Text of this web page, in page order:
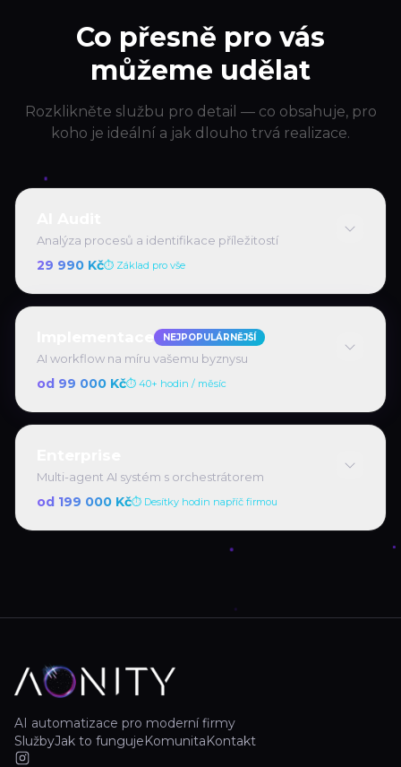
Co přesně pro vás
můžeme udělat
Rozklikněte službu pro detail — co obsahuje, pro
koho je ideální a jak dlouho trvá realizace.
Analýza procesů a identifikace příležitostí
29 990 Kč⏱ Základ pro vše
NEJPOPULÁRNĚJŠÍ
AI workflow na míru vašemu byznysu
od 99 000 Kč⏱ 40+ hodin / měsíc
Multi-agent AI systém s orchestrátorem
od 199 000 Kč⏱ Desítky hodin napříč firmou
AI automatizace pro moderní firmy
SlužbyJak to funguje Komunita Kontakt